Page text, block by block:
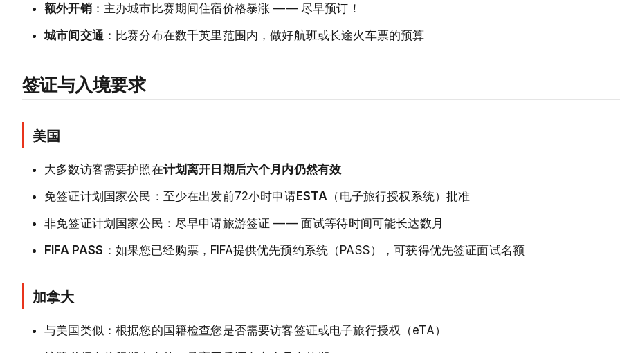
额外开销：主办城市比赛期间住宿价格暴涨 —— 尽早预订！
城市间交通 ：比赛分布在数千英里范围内，做好航班或长途火车票的预算
签证与入境要求
美国
大多数访客需要护照在计划离开日期后六个月内仍然有效
免签证计划国家公民：至少在出发前72小时申请ESTA （电子旅行授权系统）批准
非免签证计划国家公民：尽早申请旅游签证 —— 面试等待时间可能长达数月
FIFA PASS ：如果您已经购票，FIFA提供优先预约系统（PASS），可获得优先签证面试名额
加拿大
与美国类似：根据您的国籍检查您是否需要访客签证或电子旅行授权（eTA）